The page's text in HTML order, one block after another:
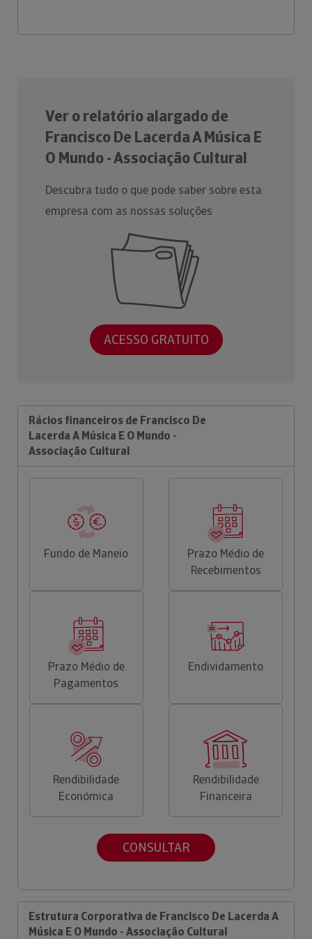
Ver o relatório alargado de
Francisco De Lacerda A Música E
O Mundo - Associação Cultural
Descubra tudo o que pode saber sobre esta
empresa com as nossas soluções
ACESSO GRATUITO
Rácios financeiros de Francisco De
Lacerda A Música E O Mundo -
Associação Cultural
Fundo de Maneio
Prazo Médio de
Recebimentos
Prazo Médio de
Pagamentos
Endividamento
Rendibilidade
Económica
Rendibilidade
Financeira
CONSULTAR
Estrutura Corporativa de Francisco De Lacerda A
Música E O Mundo - Associação Cultural